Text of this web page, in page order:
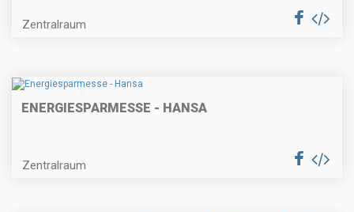
Zentralraum
ENERGIESPARMESSE - HANSA
Zentralraum